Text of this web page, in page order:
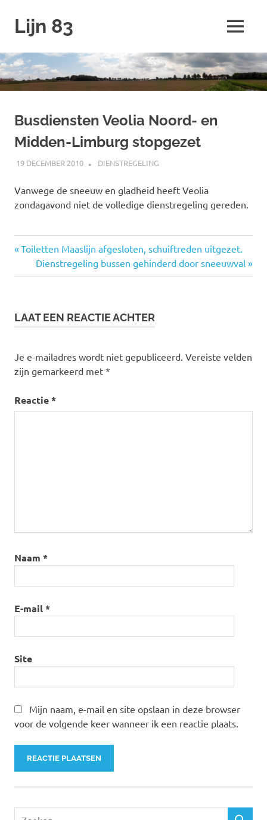
naar
inhoud
Lijn 83 MENU
Busdiensten Veolia Noord- en
Midden-Limburg stopgezet
19 DECEMBER 2010 JOHAN
DIENSTREGELING
Vanwege de sneeuw en gladheid heeft Veolia
zondagavond niet de volledige dienstregeling gereden.
Bericht
Vorige
bericht:
Toiletten Maaslijn afgesloten, schuiftreden uitgezet.
Volgende
bericht:
Dienstregeling bussen gehinderd door sneeuwval
LAAT EEN REACTIE ACHTER
Je e-mailadres wordt niet gepubliceerd. Vereiste velden
zijn gemarkeerd met *
Reactie*
Naam *
E-mail*
Site
Mijn naam, e-mail en site opslaan in deze browser
voor de volgende keer wanneer ik een reactie plaats.